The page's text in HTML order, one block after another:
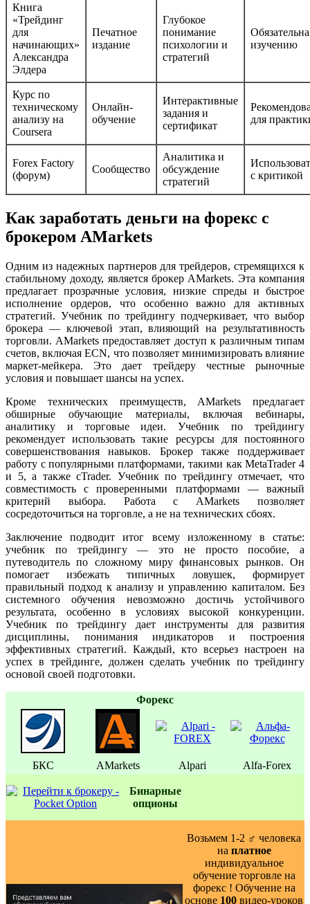
Книга
«Трейдинг
для
начинающих»
Александра
Элдера
Печатное
издание
Глубокое
понимание
психологии и
стратегий
изучению
Курс по
техническому
анализу на
Coursera
Онлайн-
обучение
Интерактивные
задания и
сертификат
для
Forex Factory
(форум)
Сообщество
Аналитика и
обсуждение
стратегий
с критикой
Как заработать деньги на форекс с
брокером AMarkets
Одним из надежных партнеров для трейдеров, стремящихся к
стабильному доходу, является брокер AMarkets. Эта компания
предлагает прозрачные условия, низкие спреды и быстрое
исполнение ордеров, что особенно важно для активных
стратегий. Учебник по трейдингу подчеркивает, что выбор
брокера — ключевой этап, влияющий на результативность
торговли. AMarkets предоставляет доступ к различным типам
счетов, включая ECN, что позволяет минимизировать влияние
маркет-мейкера. Это дает трейдеру честные рыночные
условия и повышает шансы на успех.
Кроме технических преимуществ, AMarkets предлагает
обширные обучающие материалы, включая вебинары,
аналитику и торговые идеи. Учебник по трейдингу
рекомендует использовать такие ресурсы для постоянного
совершенствования навыков. Брокер также поддерживает
работу с популярными платформами, такими как MetaTrader 4
и 5, а также cTrader. Учебник по трейдингу отмечает, что
совместимость с проверенными платформами — важный
критерий выбора. Работа с AMarkets позволяет
сосредоточиться на торговле, а не на технических сбоях.
Заключение подводит итог всему изложенному в статье:
учебник по трейдингу — это не просто пособие, а
путеводитель по сложному миру финансовых рынков. Он
помогает избежать типичных ловушек, формирует
правильный подход к анализу и управлению капиталом. Без
системного обучения невозможно достичь устойчивого
результата, особенно в условиях высокой конкуренции.
Учебник по трейдингу дает инструменты для развития
дисциплины, понимания индикаторов и построения
эффективных стратегий. Каждый, кто всерьез настроен на
успех в трейдинге, должен сделать учебник по трейдингу
основой своей подготовки.
Форекс
БКС AMarkets Alpari Alfa-Forex
Бинаpные
oпционы
Возьмем 1-2 ‍♂️ человека
на платное
индивидуальное
обучение торговле на
форекс ! Обучение на
основе 100 видео-уроков